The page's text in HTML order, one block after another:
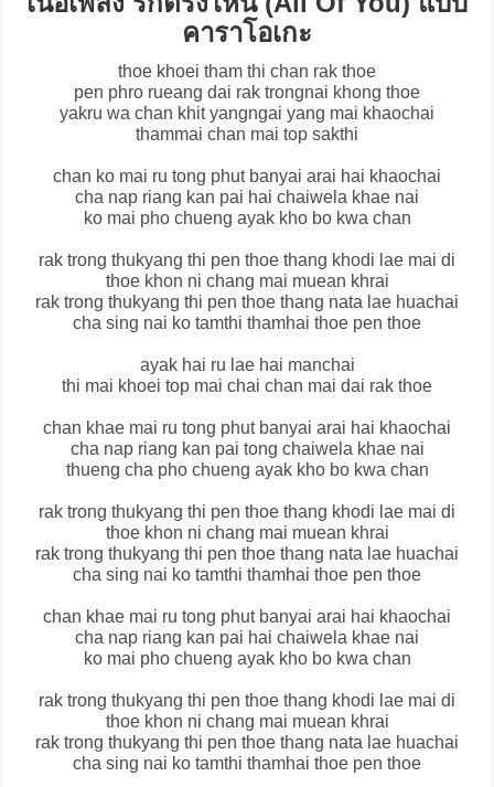
คาราโอเกะ
thoe khoei tham thi chan rak thoe
pen phro rueang dai rak trongnai khong thoe
yakru wa chan khit yangngai yang mai khaochai
thammai chan mai top sakthi
chan ko mai ru tong phut banyai arai hai khaochai
cha nap riang kan pai hai chaiwela khae nai
ko mai pho chueng ayak kho bo kwa chan
rak trong thukyang thi pen thoe thang khodi lae mai di
thoe khon ni chang mai muean khrai
rak trong thukyang thi pen thoe thang nata lae huachai
cha sing nai ko tamthi thamhai thoe pen thoe
ayak hai ru lae hai manchai
thi mai khoei top mai chai chan mai dai rak thoe
chan khae mai ru tong phut banyai arai hai khaochai
cha nap riang kan pai tong chaiwela khae nai
thueng cha pho chueng ayak kho bo kwa chan
rak trong thukyang thi pen thoe thang khodi lae mai di
thoe khon ni chang mai muean khrai
rak trong thukyang thi pen thoe thang nata lae huachai
cha sing nai ko tamthi thamhai thoe pen thoe
chan khae mai ru tong phut banyai arai hai khaochai
cha nap riang kan pai hai chaiwela khae nai
ko mai pho chueng ayak kho bo kwa chan
rak trong thukyang thi pen thoe thang khodi lae mai di
thoe khon ni chang mai muean khrai
rak trong thukyang thi pen thoe thang nata lae huachai
cha sing nai ko tamthi thamhai thoe pen thoe